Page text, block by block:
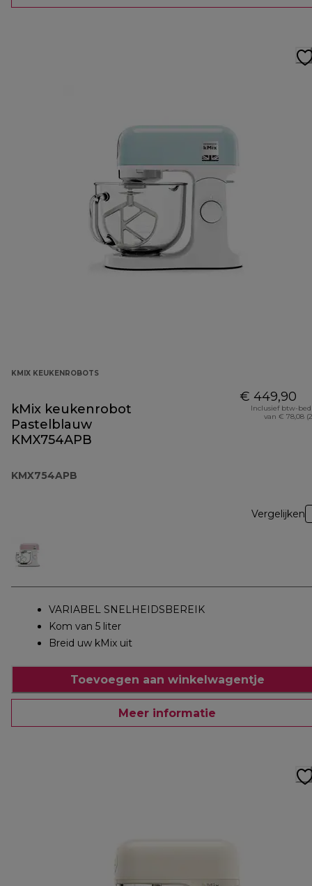
KMIX KEUKENROBOTS
kMix keukenrobot
Pastelblauw
KMX754APB
KMX754APB
€ 449,90
Inclusief btw-
van € 78,08
Vergelijken
VARIABEL SNELHEIDSBEREIK
Kom van 5 liter
Breid uw kMix uit
Toevoegen aan winkelwagentje
Meer informatie